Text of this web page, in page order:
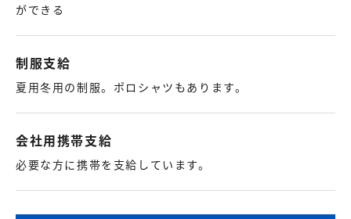
ができる
制服支給
夏用冬用の制服。ポロシャツもあります。
会社用携帯支給
必要な方に携帯を支給しています。